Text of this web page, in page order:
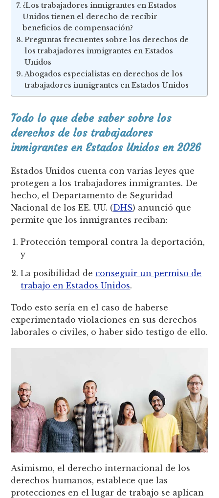
¿Los trabajadores inmigrantes en Estados
Unidos tienen el derecho de recibir
beneficios de compensación?
Preguntas frecuentes sobre los derechos de
los trabajadores inmigrantes en Estados
Unidos
Abogados especialistas en derechos de los
trabajadores inmigrantes en Estados Unidos
Todo lo que debe saber sobre los
derechos de los trabajadores
inmigrantes en Estados Unidos en 2026
Estados Unidos cuenta con varias leyes que
protegen a los trabajadores inmigrantes. De
hecho, el Departamento de Seguridad
Nacional de los EE. UU. (DHS) anunció que
permite que los inmigrantes reciban:
Protección temporal contra la deportación,
y
La posibilidad de conseguir un permiso de
trabajo en Estados Unidos.
Todo esto sería en el caso de haberse
experimentado violaciones en sus derechos
laborales o civiles, o haber sido testigo de ello.
Asimismo, el derecho internacional de los
derechos humanos, establece que las
protecciones en el lugar de trabajo se aplican